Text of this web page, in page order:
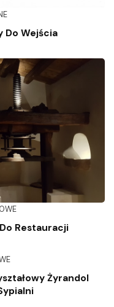
Do Wejścia
Restauracji
Żyrandol